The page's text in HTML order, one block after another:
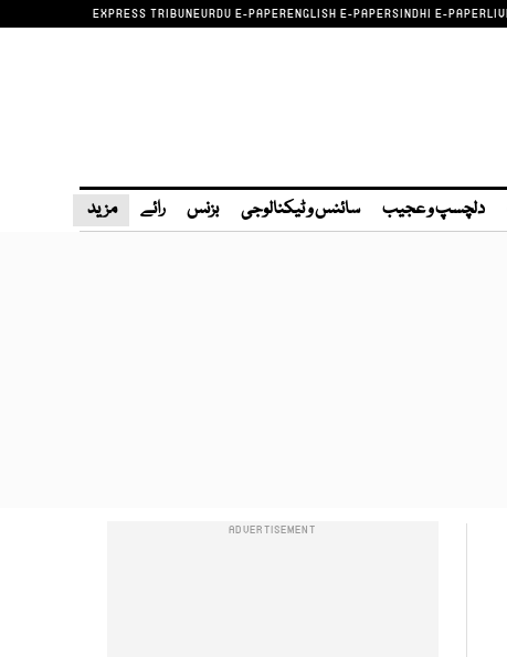
EXPRESS TRIBUNEURDU E-PAPERENGLISH E-PAPERSINDHI E-PAPER
دلچسپ و عجیب سائنس و ٹیکنالوجی بزنس رائے مزید